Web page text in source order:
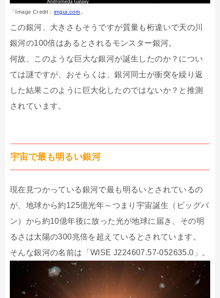
「Image Credit： imgur.com 」
この銀河、大きさもそうですが質量も桁違いで天の川
銀河の100倍はあるとされるモンスター銀河。
何故、このような巨大な銀河が誕生したのか？につい
ては謎ですが、おそらくは、銀河同士が衝突を繰り返
した結果このように巨大化したのではないか？と推測
されています。
宇宙で最も明るい銀河
現在見つかっている銀河で最も明るいとされているの
が、地球から約125億光年～つまり宇宙誕生（ビッグバ
ン）から約10億年後に放った光が地球に届き、その明
るさは太陽の300兆倍を超えているとされています。
そんな銀河の名前は「WISE J224607.57-052635.0」。